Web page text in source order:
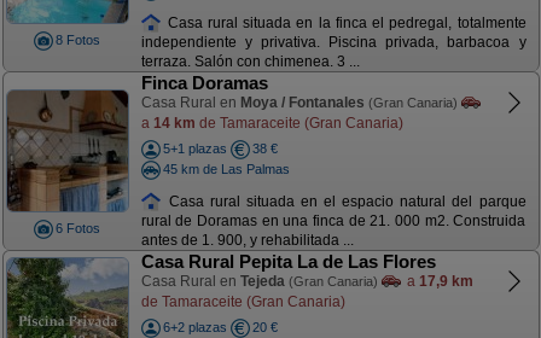
8 Fotos
Casa rural situada en la finca el pedregal, totalmente
independiente y privativa. Piscina privada, barbacoa y
terraza. Salón con chimenea. 3 ...
6 Fotos
Finca Doramas
Casa Rural en Moya / Fontanales (Gran Canaria)
a 14 km de Tamaraceite (Gran Canaria)
5+1 plazas
38 €
45 km de Las Palmas
Casa rural situada en el espacio natural del parque
rural de Doramas en una finca de 21. 000 m2. Construida
antes de 1. 900, y rehabilitada ...
Casa Rural Pepita La de Las Flores
Casa Rural en Tejeda (Gran Canaria) a 17,9 km
de Tamaraceite (Gran Canaria)
6+2 plazas
20 €